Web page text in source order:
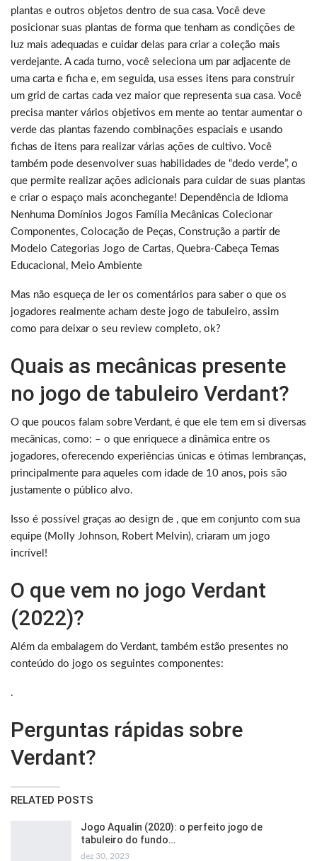
plantas e outros objetos dentro de sua casa. Você deve
posicionar suas plantas de forma que tenham as condições de
luz mais adequadas e cuidar delas para criar a coleção mais
verdejante. A cada turno, você seleciona um par adjacente de
uma carta e ficha e, em seguida, usa esses itens para construir
um grid de cartas cada vez maior que representa sua casa. Você
precisa manter vários objetivos em mente ao tentar aumentar o
verde das plantas fazendo combinações espaciais e usando
fichas de itens para realizar várias ações de cultivo. Você
também pode desenvolver suas habilidades de “dedo verde”, o
que permite realizar ações adicionais para cuidar de suas plantas
e criar o espaço mais aconchegante! Dependência de Idioma
Nenhuma Domínios Jogos Família Mecânicas Colecionar
Componentes, Colocação de Peças, Construção a partir de
Modelo Categorias Jogo de Cartas, Quebra-Cabeça Temas
Educacional, Meio Ambiente
Mas não esqueça de ler os comentários para saber o que os
jogadores realmente acham deste jogo de tabuleiro, assim
como para deixar o seu review completo, ok?
Quais as mecânicas presente
no jogo de tabuleiro Verdant?
O que poucos falam sobre Verdant, é que ele tem em si diversas
mecânicas, como: – o que enriquece a dinâmica entre os
jogadores, oferecendo experiências únicas e ótimas lembranças,
principalmente para aqueles com idade de 10 anos, pois são
justamente o público alvo.
Isso é possível graças ao design de , que em conjunto com sua
equipe (Molly Johnson, Robert Melvin), criaram um jogo
incrível!
O que vem no jogo Verdant
(2022)?
Além da embalagem do Verdant, também estão presentes no
conteúdo do jogo os seguintes componentes:
.
Perguntas rápidas sobre
Verdant?
RELATED POSTS
Jogo Aqualin (2020): o perfeito jogo de
tabuleiro do fundo…
dez 30, 2023